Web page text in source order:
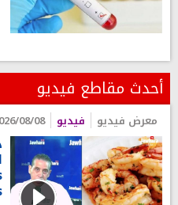
أحدث مقاطع فيديو
معرض فيديو فيديو 08/08 10:39